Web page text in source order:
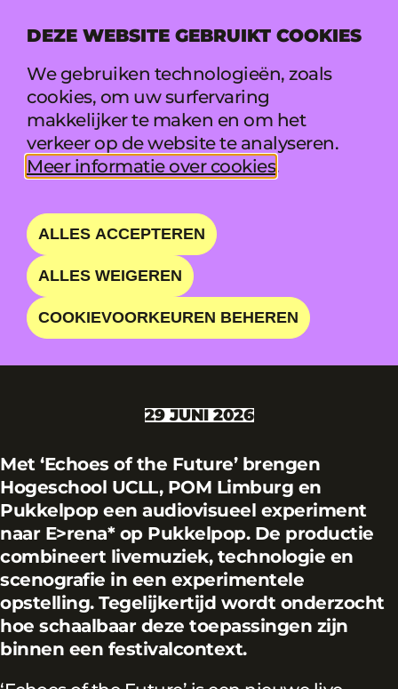
DEZE WEBSITE GEBRUIKT COOKIES
We gebruiken technologieën, zoals
cookies, om uw surfervaring
makkelijker te maken en om het
verkeer op de website te analyseren.
Meer informatie over cookies.
ALLES ACCEPTEREN
ALLES WEIGEREN
COOKIEVOORKEUREN BEHEREN
MENU
Nieuwsoverzicht
UCLL, POM LIMBURG
EN PUKKELPOP
PRESENTEREN
‘ECHOES OF THE
FUTURE’
29 JUNI 2026
Met ‘Echoes of the Future’ brengen
Hogeschool UCLL, POM Limburg en
Pukkelpop een audiovisueel experiment
naar E>rena* op Pukkelpop. De productie
combineert livemuziek, technologie en
scenografie in een experimentele
opstelling. Tegelijkertijd wordt onderzocht
hoe schaalbaar deze toepassingen zijn
binnen een festivalcontext.